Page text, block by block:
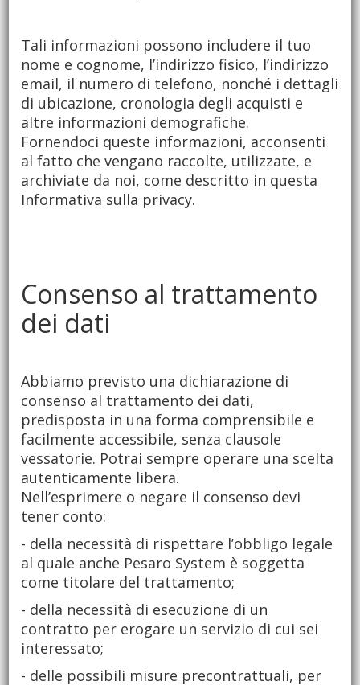
Tali informazioni possono includere il tuo
nome e cognome, l’indirizzo fisico, l’indirizzo
email, il numero di telefono, nonché i dettagli
di ubicazione, cronologia degli acquisti e
altre informazioni demografiche.
Fornendoci queste informazioni, acconsenti
al fatto che vengano raccolte, utilizzate, e
archiviate da noi, come descritto in questa
Informativa sulla privacy.
Consenso al trattamento
dei dati
Abbiamo previsto una dichiarazione di
consenso al trattamento dei dati,
predisposta in una forma comprensibile e
facilmente accessibile, senza clausole
vessatorie. Potrai sempre operare una scelta
autenticamente libera.
Nell’esprimere o negare il consenso devi
tener conto:
- della necessità di rispettare l’obbligo legale
al quale anche Pesaro System è soggetta
come titolare del trattamento;
- della necessità di esecuzione di un
contratto per erogare un servizio di cui sei
interessato;
- delle possibili misure precontrattuali, per